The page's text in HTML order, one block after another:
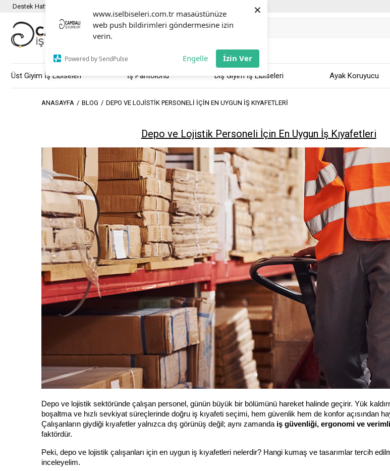
www.iselbiseleri.com.tr masaüstünüze
web push bildirimleri göndermesine izin
verin.
Powered by SendPulse Engelle İzin Ver
×
Destek Hattı :
Üst Giyim İş Elbiseleri İş Pantolonu Dış Giyim İş Elbiseleri Ayak Koruyucu
ANASAYFA BLOG DEPO VE LOJISTIK PERSONELI İÇIN EN UYGUN İŞ KIYAFETLERI
Depo ve Lojistik Personeli İçin En Uygun İş Kıyafetleri
Depo ve lojistik sektöründe çalışan personel, günün büyük bir bölümünü hareket halinde geçirir. Yük
boşaltma ve hızlı sevkiyat süreçlerinde doğru iş kıyafeti seçimi, hem güvenlik hem de konfor açısından
Çalışanların giydiği kıyafetler yalnızca dış görünüş değil; aynı zamanda iş güvenliği, ergonomi ve
faktördür.
Peki, depo ve lojistik çalışanları için en uygun iş kıyafetleri nelerdir? Hangi kumaş ve tasarımlar tercih
inceleyelim.